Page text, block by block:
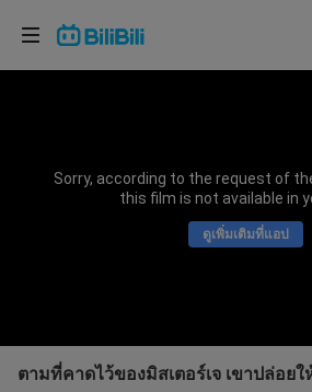
Sorry, according to the request of
this film is not available in
ดูเพิ่มเติมที่แอป
ตามที่คาดไว้ของมิสเตอร์เจ เขาปล่อย
เลือกภาษา